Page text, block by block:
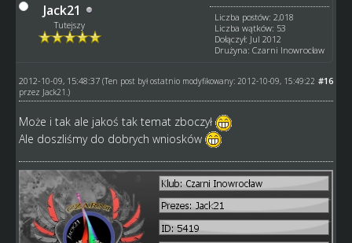
Jack21
Tutejszy
Liczba postów: 2,018
Liczba wątków: 53
Dołączył: Jul 2012
Drużyna: Czarni Inowrocław
#16
2012-10-09, 15:48:37 (Ten post był ostatnio modyfikowany: 2012-10-09, 15:49:22
przez Jack21 .)
Może i tak ale jakoś tak temat zboczył
Ale doszliśmy do dobrych wniosków